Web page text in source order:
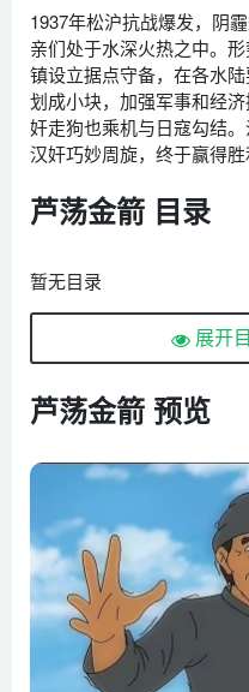
1937年松沪抗战爆发，阴
亲们处于水深火热之中。
镇设立据点守备，在各水
划成小块，加强军事和经
奸走狗也乘机与日寇勾结
汉奸巧妙周旋，终于赢得
芦荡金箭 目录
暂无目录
展开
芦荡金箭 预览